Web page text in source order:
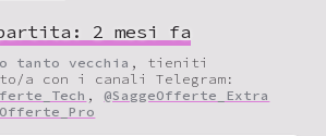
2 mesi fa
tanto vecchia , tieniti
a con i canali Telegram:
, @SaggeOfferte_Extra